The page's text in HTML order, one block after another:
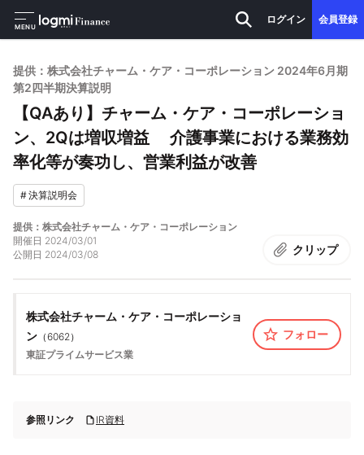
MENU
ログイン 会員登録
提供：株式会社チャーム・ケア・コーポレーション 2024年6月期
第2四半期決算説明
【QAあり】チャーム・ケア・コーポレーショ
ン、2Qは増収増益 介護事業における業務効
率化等が奏功し、営業利益が改善
#決算説明会
提供：株式会社チャーム・ケア・コーポレーション
開催日 2024/03/01
公開日 2024/03/08 クリップ
株式会社チャーム・ケア・コーポレーショ
ン （6062）
東証プライムサービス業
フォロー
参照リンク IR資料